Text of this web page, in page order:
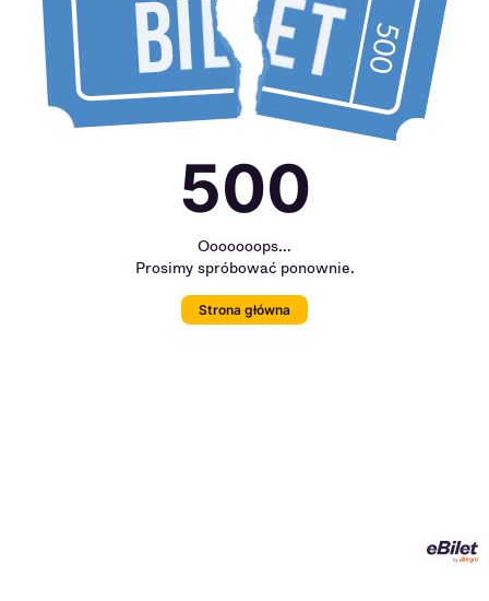
500
Ooooooops...
Prosimy spróbować ponownie.
Strona główna